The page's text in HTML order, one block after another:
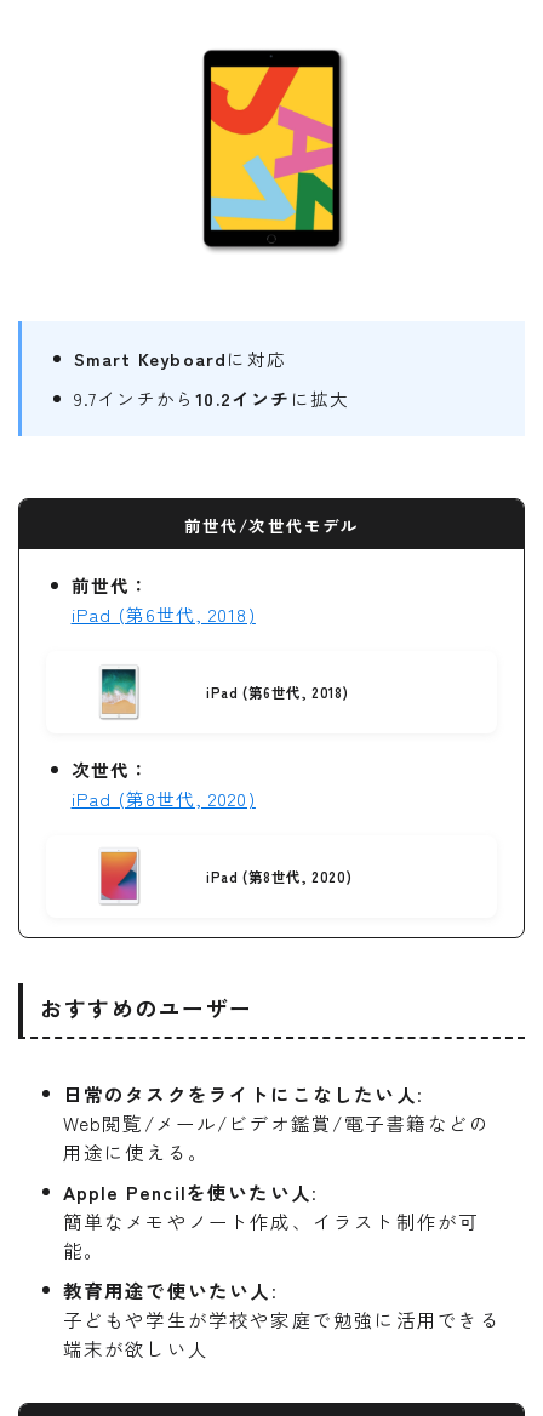
Smart Keyboardに対応
9.7インチから10.2インチ に拡大
前世代/次世代モデル
前世代：
iPad (第6世代, 2018)
iPad (第6世代, 2018)
次世代：
iPad (第8世代, 2020)
iPad (第8世代, 2020)
おすすめのユーザー
日常のタスクをライトにこなしたい人 :
Web閲覧/メール/ビデオ鑑賞/電子書籍などの
用途に使える。
Apple Pencilを使いたい人 :
簡単なメモやノート作成、イラスト制作が可
能。
教育用途で使いたい人 :
子どもや学生が学校や家庭で勉強に活用できる
端末が欲しい人